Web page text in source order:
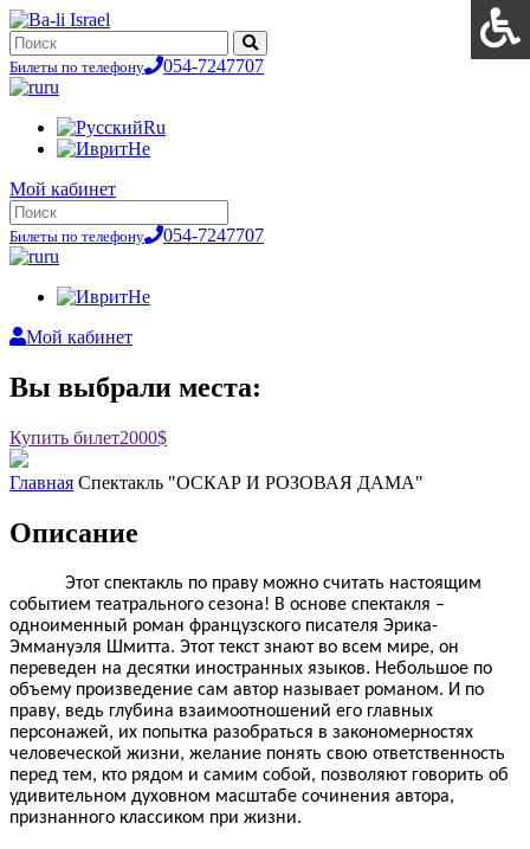
Билеты по телефону
054-7247707
ru
Ru
He
Мой кабинет
Билеты по телефону
054-7247707
ru
He
Мой кабинет
Вы выбрали места:
Купить билет2000$
Главная Спектакль "ОСКАР И РОЗОВАЯ ДАМА"
Описание
Этот спектакль по праву можно считать настоящим
событием театрального сезона! В основе спектакля –
одноименный роман французского писателя Эрика-
Эммануэля Шмитта. Этот текст знают во всем мире, он
переведен на десятки иностранных языков. Небольшое по
объему произведение сам автор называет романом. И по
праву, ведь глубина взаимоотношений его главных
персонажей, их попытка разобраться в закономерностях
человеческой жизни, желание понять свою ответственность
перед тем, кто рядом и самим собой, позволяют говорить об
удивительном духовном масштабе сочинения автора,
признанного классиком при жизни.